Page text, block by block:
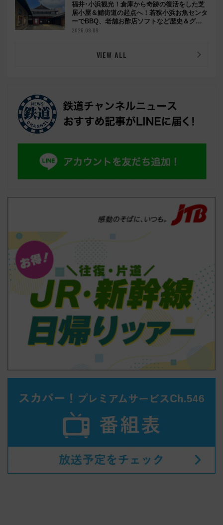
福井･小浜観光！倉庫から奇跡の復活をした芝
居小屋＆鯖街道の起点へ！若狭小浜お魚センタ
ーでBBQ、老舗お酢店ソフトなど歴史＆グル
メ散歩
2026.08.09
VIEW ALL